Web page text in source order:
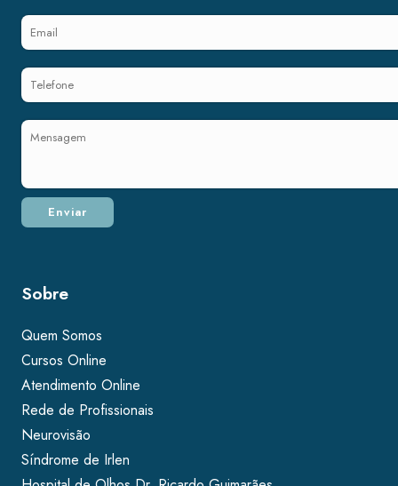
Sobre
Quem Somos
Cursos Online
Atendimento Online
Rede de Profissionais
Neurovisão
Síndrome de Irlen